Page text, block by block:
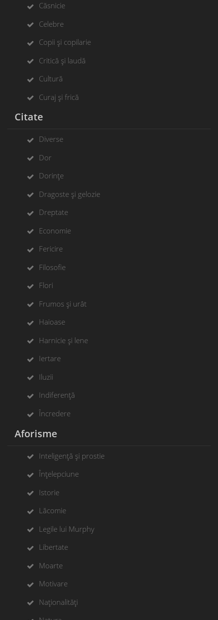
Căsnicie
Celebre
Copii și copilarie
Critică și laudă
Cultură
Curaj și frică
Citate
Diverse
Dor
Dorințe
Dragoste și gelozie
Dreptate
Economie
Fericire
Filosofie
Flori
Frumos și urât
Haioase
Harnicie și lene
Iertare
Iluzii
Indiferență
Încredere
Aforisme
Inteligență și prostie
Înțelepciune
Istorie
Lăcomie
Legile lui Murphy
Libertate
Moarte
Motivare
Naționalități